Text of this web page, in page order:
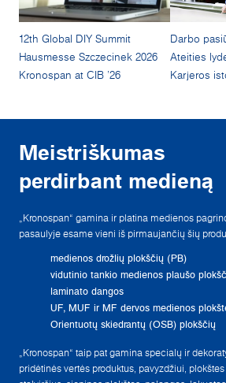
12th Global DIY Summit
Hausmesse Szczecinek 2026
Kronospan at CIB '26
Darbo
Ateities
Karjeros
Meistriškumas
perdirbant medieną
„Kronospan“ gamina ir platina medienos
pasaulyje esame vieni iš pirmaujančių šių
medienos drožlių plokščių (PB)
vidutinio tankio medienos plaušo
laminato dangos
UF, MUF ir MF dervos medienos
Orientuotų skiedrantų (OSB) plokščių
„Kronospan“ taip pat gamina specialų ir
pridėtinės vertės produktus, pavyzdžiui,